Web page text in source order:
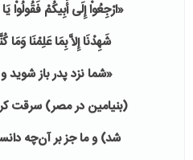
«ارْجِعُواْ إِلَى أَبِيكُمْ فَقُولُواْ
شَهِدْنَا إِلاَّ بِمَا عَلِمْنَا
«شما نزد پدر باز شوید
(بنیامین در مصر) سرقت
شد) و ما جز بر آن‌چه